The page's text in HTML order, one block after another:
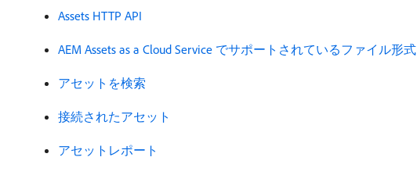
Assets HTTP API
AEM Assets as a Cloud Service でサポートされているファイル形式
アセットを検索
接続されたアセット
アセットレポート